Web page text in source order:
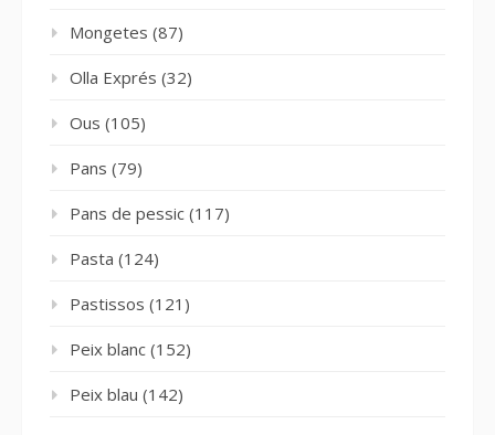
Mongetes (87)
Olla Exprés (32)
Ous (105)
Pans (79)
Pans de pessic (117)
Pasta (124)
Pastissos (121)
Peix blanc (152)
Peix blau (142)